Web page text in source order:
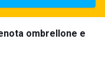
ombrellone e